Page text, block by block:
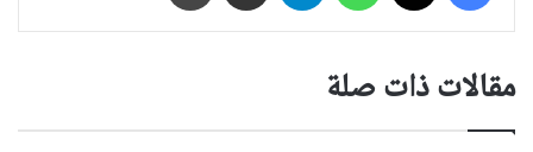
مقالات ذات صلة